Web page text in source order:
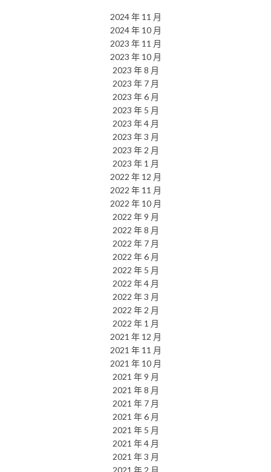
2024 年 11 月
2024 年 10 月
2023 年 11 月
2023 年 10 月
2023 年 8 月
2023 年 7 月
2023 年 6 月
2023 年 5 月
2023 年 4 月
2023 年 3 月
2023 年 2 月
2023 年 1 月
2022 年 12 月
2022 年 11 月
2022 年 10 月
2022 年 9 月
2022 年 8 月
2022 年 7 月
2022 年 6 月
2022 年 5 月
2022 年 4 月
2022 年 3 月
2022 年 2 月
2022 年 1 月
2021 年 12 月
2021 年 11 月
2021 年 10 月
2021 年 9 月
2021 年 8 月
2021 年 7 月
2021 年 6 月
2021 年 5 月
2021 年 4 月
2021 年 3 月
2021 年 2 月